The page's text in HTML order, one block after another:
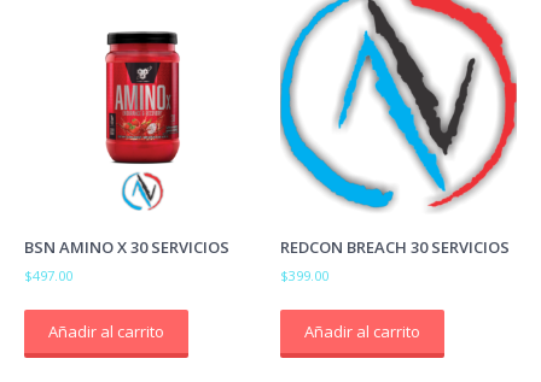
BSN AMINO X 30 SERVICIOS
$497.00
Añadir al carrito
REDCON BREACH 30 SERVICIOS
$399.00
Añadir al carrito